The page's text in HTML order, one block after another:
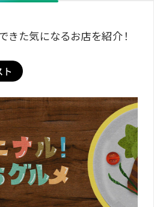
きた気になるお店を紹介！